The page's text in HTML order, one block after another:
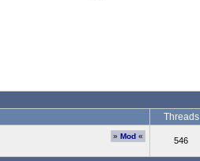
Threads
» Mod « 546